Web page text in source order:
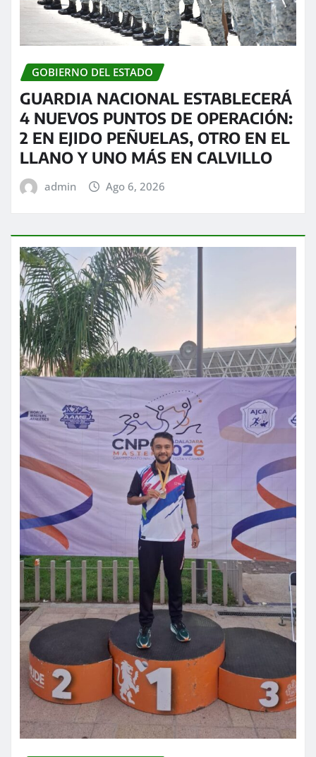
GOBIERNO DEL ESTADO
GUARDIA NACIONAL ESTABLECERÁ
4 NUEVOS PUNTOS DE OPERACIÓN:
2 EN EJIDO PEÑUELAS, OTRO EN EL
LLANO Y UNO MÁS EN CALVILLO
admin Ago 6, 2026